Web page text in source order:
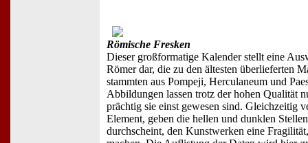
Römische Fresken
Dieser großformatige Kalender stellt eine
Römer dar, die zu den ältesten überlieferten
stammten aus Pompeji, Herculaneum und
Abbildungen lassen trotz der hohen Qualität
prächtig sie einst gewesen sind. Gleichzeitig
Element, geben die hellen und dunklen
durchscheint, den Kunstwerken eine